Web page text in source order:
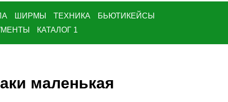
ШИРМЫ ТЕХНИКА
БЬЮТИКЕЙСЫ
КАТАЛОГ 1
маленькая